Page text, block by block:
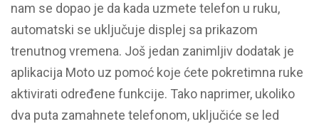
nam se dopao je da kada uzmete telefon u ruku,
automatski se uključuje displej sa prikazom
trenutnog vremena. Još jedan zanimljiv dodatak je
aplikacija Moto uz pomoć koje ćete pokretimna ruke
aktivirati određene funkcije. Tako naprimer, ukoliko
dva puta zamahnete telefonom, uključiće se led